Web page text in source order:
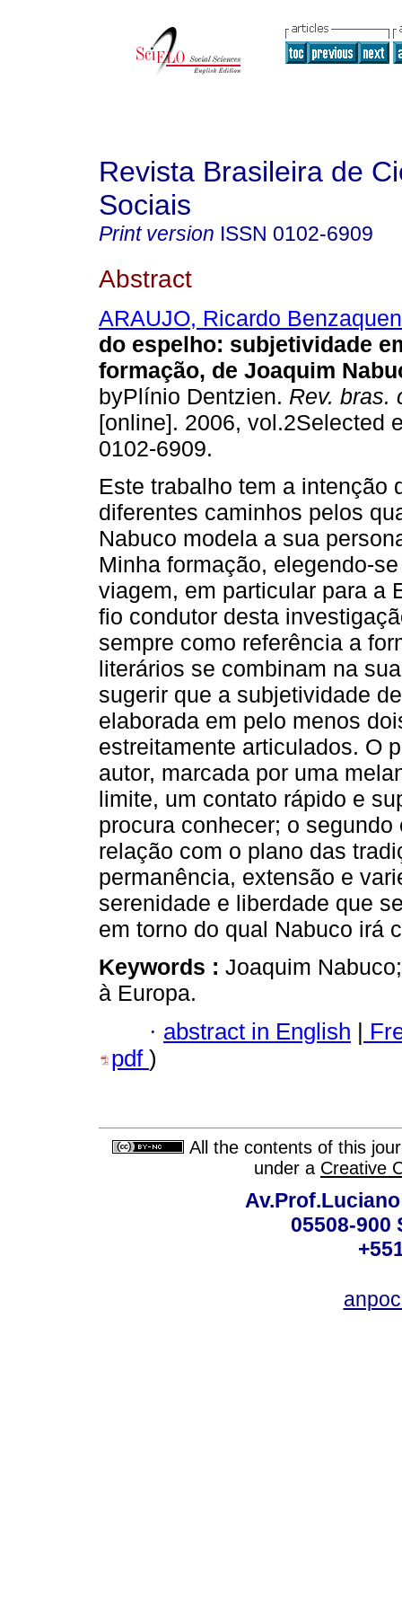
Revista Brasileira de
Sociais
Print version ISSN 0102-6909
Abstract
ARAUJO, Ricardo
do espelho: subjetividade
formação, de Joaquim
byPlínio Dentzien. Rev. bras.
[online]. 2006, vol.2Selected
0102-6909.
Este trabalho tem a intenção
diferentes caminhos pelos
Nabuco modela a sua
Minha formação, elegendo-
viagem, em particular para a
fio condutor desta
sempre como referência a
literários se combinam na
sugerir que a subjetividade
elaborada em pelo menos
estreitamente articulados. O
autor, marcada por uma
limite, um contato rápido e
procura conhecer; o
relação com o plano das
permanência, extensão e
serenidade e liberdade que
em torno do qual Nabuco irá
Keywords : Joaquim
à Europa.
· abstract in English |
pdf )
All the contents of this
under a Creative
05508-900